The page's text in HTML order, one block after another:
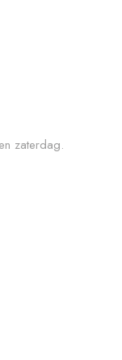
zaterdag.